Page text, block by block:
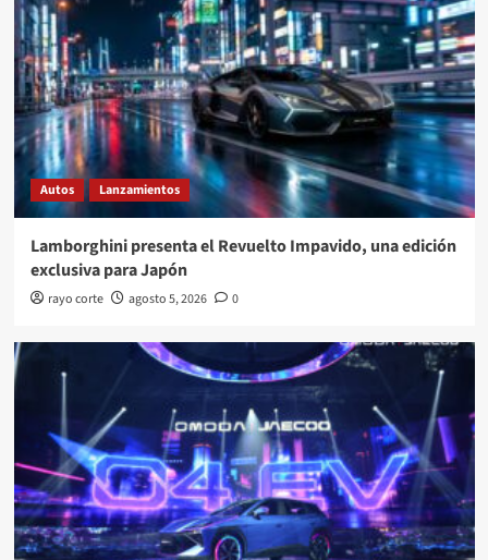
Autos Lanzamientos
Lamborghini presenta el Revuelto Impavido, una edición
exclusiva para Japón
rayo corte agosto 5, 2026 0